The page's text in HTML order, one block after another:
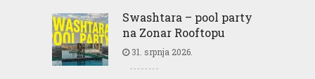
Swashtara – pool party
na Zonar Rooftopu
31. srpnja 2026.